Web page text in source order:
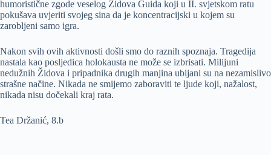
humoristične zgode veselog Židova Guida koji u II. svjetskom ratu
pokušava uvjeriti svojeg sina da je koncentracijski u kojem su
zarobljeni samo igra.
Nakon svih ovih aktivnosti došli smo do raznih spoznaja. Tragedija
nastala kao posljedica holokausta ne može se izbrisati. Milijuni
nedužnih Židova i pripadnika drugih manjina ubijani su na nezamislivo
strašne načine. Nikada ne smijemo zaboraviti te ljude koji, nažalost,
nikada nisu dočekali kraj rata.
Tea Držanić, 8.b